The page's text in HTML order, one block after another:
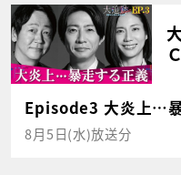
Episode3 大炎上…
8月5日(水)放送分